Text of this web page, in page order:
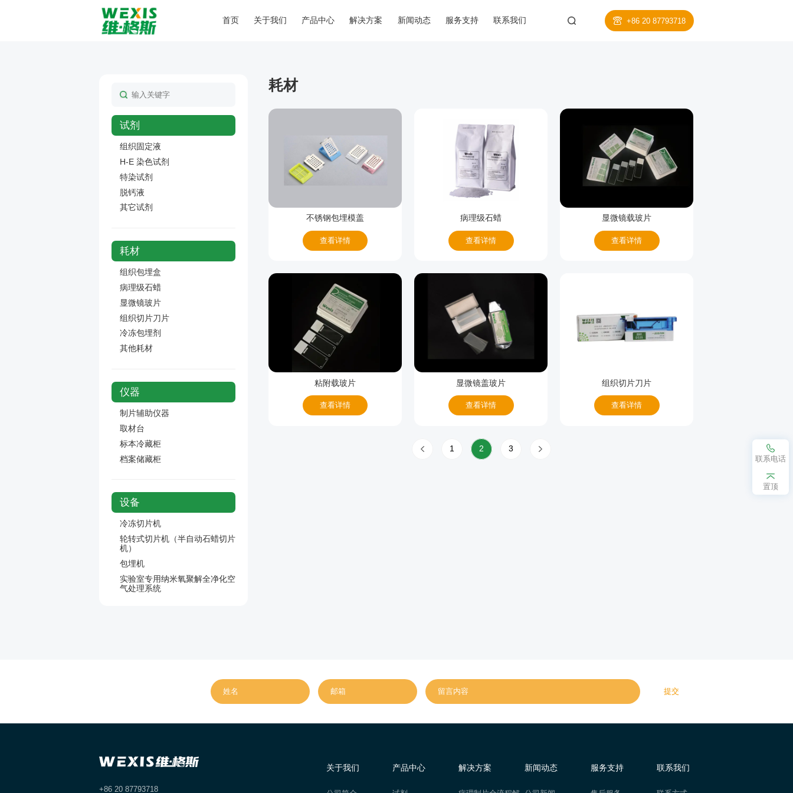
首页 关于我们 产品中心 解决方案 新闻动态 服务支持 联系我们 +86 20 87793718
试剂
组织固定液
H-E 染色试剂
特染试剂
脱钙液
其它试剂
耗材
组织包埋盒
病理级石蜡
显微镜玻片
组织切片刀片
冷冻包埋剂
其他耗材
仪器
制片辅助仪器
取材台
标本冷藏柜
档案储藏柜
设备
冷冻切片机
轮转式切片机（半自动石蜡切片
机）
包埋机
实验室专用纳米氧聚解全净化空
气处理系统
耗材
不锈钢包埋模盖
查看详情
病理级石蜡
查看详情
显微镜载玻片
查看详情
粘附载玻片
查看详情
显微镜盖玻片
查看详情
组织切片刀片
查看详情
1 2 3
提交
+86 20 87793718
关于我们 产品中心 解决方案 新闻动态 服务支持 联系我们
联系电话
置顶